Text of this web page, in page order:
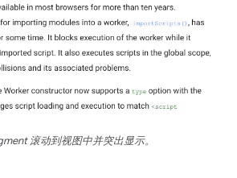
滚动到视图中并突出显示。